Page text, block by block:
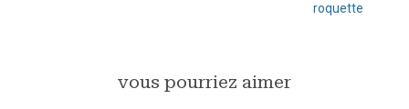
roquette
vous pourriez aimer